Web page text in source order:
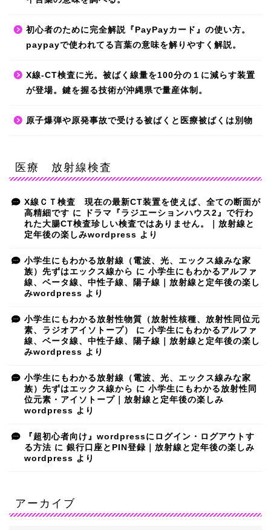
初心者のために完全解説『PayPayカード』の使い方。
paypayで使われてる言葉の意味を解りやすく解説。
X線-CT検査に光。被ばく線量を100分の１に減らす装置
が登場。鍵を握る技術が沖縄県で量産体制。
原子爆弾や原発事故で受ける被ばくと医療被ばくは別物
医療 放射線検査
X線ＣＴ検査 現在の最新CT装置を使えば、全ての断面が
高精細です に
ドラマ『ラジエーションハウス2』で行わ
れた大腸CT検査珍しい検査ではありません。｜放射線と
定年後の楽しみwordpress より
小学生にもわかる放射線（電波、光、エックス線みな家
族）先ずはエックス線から に 小学生にもわかるアルファ
線、ベータ線、中性子線、陽子線｜放射線と定年後の楽し
みwordpress より
小学生にもわかる放射性物質（放射性核種、放射性同位元
素、ラジオアイソトープ）
に 小学生にもわかるアルファ
線、ベータ線、中性子線、陽子線｜放射線と定年後の楽し
みwordpress より
小学生にもわかる放射線（電波、光、エックス線みな家
族）先ずはエックス線から に 小学生にもわかる放射性同
位元素・アイソトープ｜放射線と定年後の楽しみ
wordpress より
『超初心者向け』wordpressにログイン・ログアウトす
る方法 に 銀行口座とPIN登録｜放射線と定年後の楽しみ
wordpress より
アーカイブ